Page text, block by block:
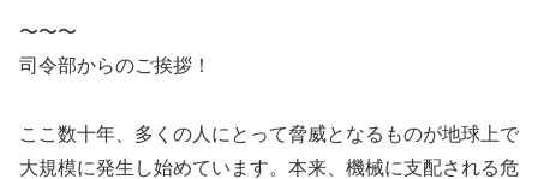
〜〜〜
司令部からのご挨拶！
ここ数十年、多くの人にとって脅威となるものが地球上で
大規模に発生し始めています。本来、機械に支配される危